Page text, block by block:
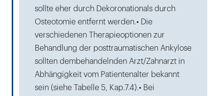
sollte eher durch Dekoronationals durch
Osteotomie entfernt werden.• Die
verschiedenen Therapieoptionen zur
Behandlung der posttraumatischen Ankylose
sollten dembehandelnden Arzt/Zahnarzt in
Abhängigkeit vom Patientenalter bekannt
sein (siehe Tabelle 5, Kap.7.4).• Bei